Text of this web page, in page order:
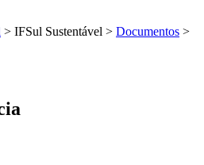
> IFSul Sustentável > Documentos >